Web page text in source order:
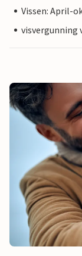
Vissen: April-
visvergunning